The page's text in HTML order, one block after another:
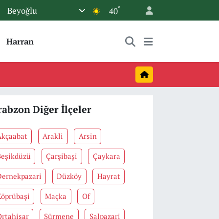
Beyoğlu 40°
Harran
Diğer İlçeler
Arakli Arsin
Çarşibaşi Çaykara
Düzköy Hayrat
Maçka Of
Sürmene Şalpazari